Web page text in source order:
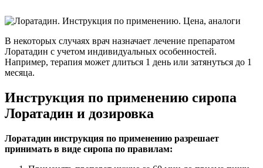
В некоторых случаях врач назначает лечение препаратом
Лоратадин с учетом индивидуальных особенностей.
Например, терапия может длиться 1 день или затянуться до 1
месяца.
Инструкция по применению сиропа
Лоратадин и дозировка
Лоратадин инструкция по применению разрешает
принимать в виде сиропа по правилам: